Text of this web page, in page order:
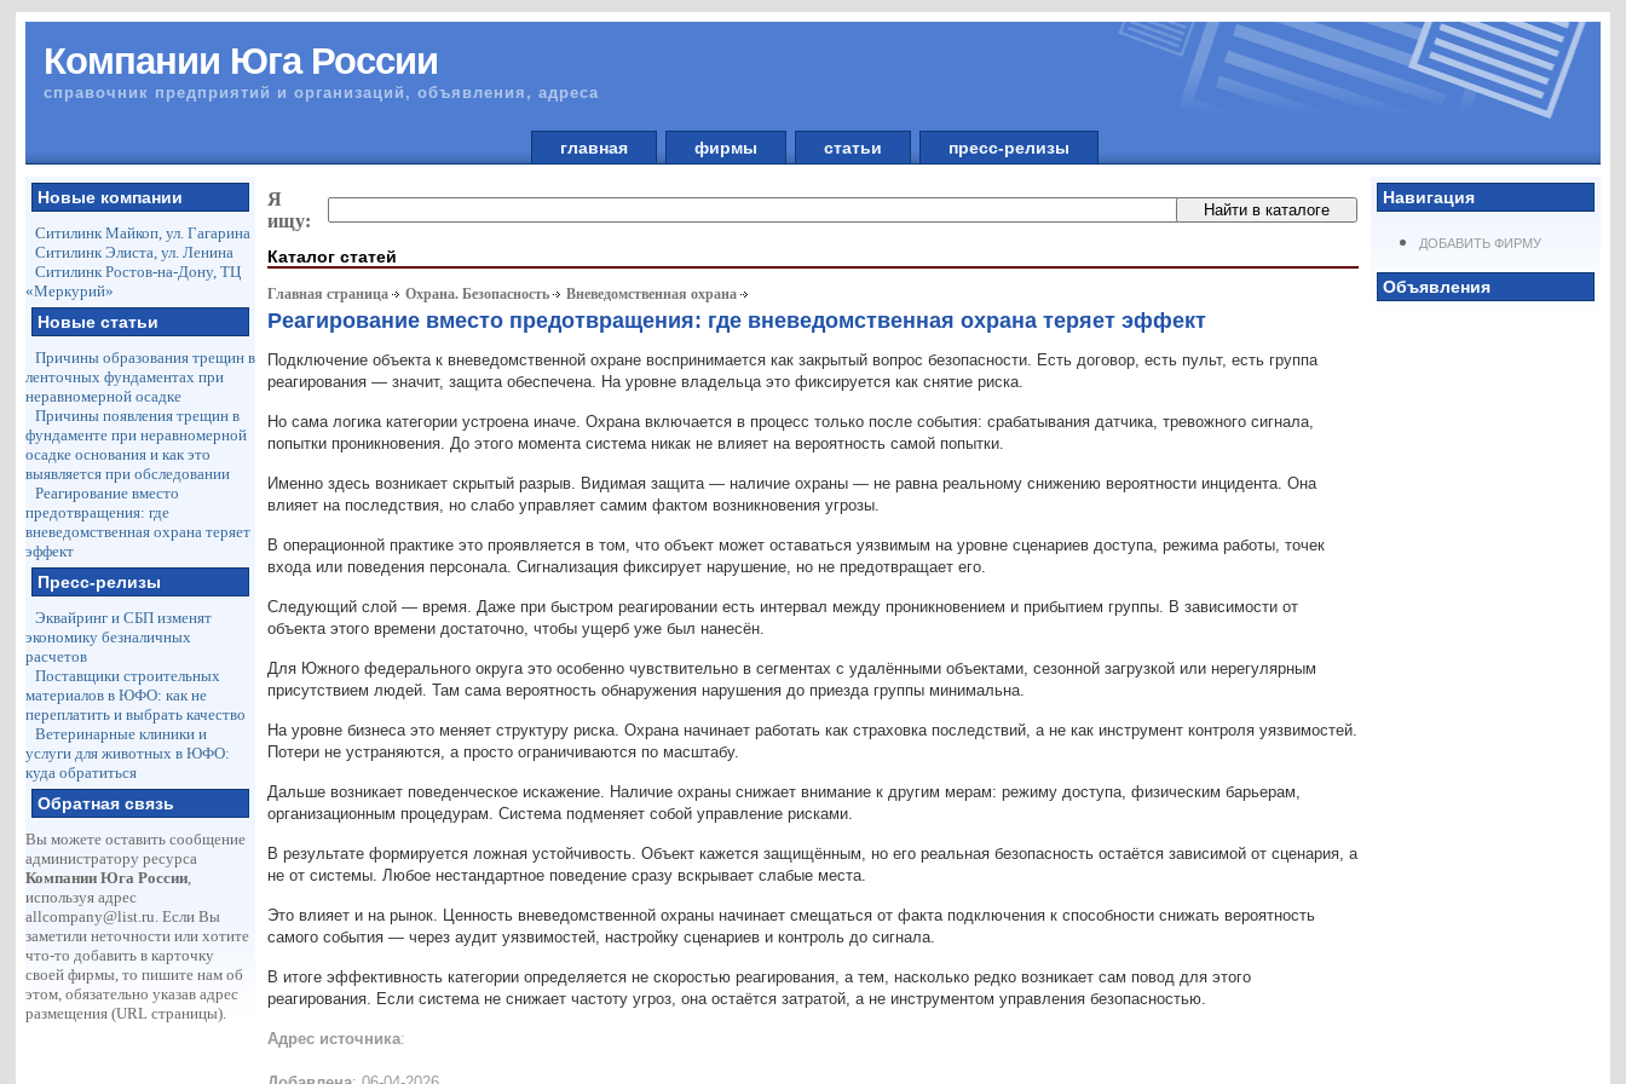
Компании Юга России
справочник предприятий и организаций, объявления, адреса
главная фирмы статьи пресс-релизы
Новые компании
Ситилинк Майкоп, ул. Гагарина
Ситилинк Элиста, ул. Ленина
Ситилинк Ростов-на-Дону, ТЦ
«Меркурий»
Новые статьи
Причины образования трещин в
ленточных фундаментах при
неравномерной осадке
Причины появления трещин в
фундаменте при неравномерной
осадке основания и как это
выявляется при обследовании
Реагирование вместо
предотвращения: где
вневедомственная охрана теряет
эффект
Пресс-релизы
Эквайринг и СБП изменят
экономику безналичных
расчетов
Поставщики строительных
материалов в ЮФО: как не
переплатить и выбрать качество
Ветеринарные клиники и
услуги для животных в ЮФО:
куда обратиться
Обратная связь
Вы можете оставить сообщение
администратору ресурса
Компании Юга России,
используя адрес
allcompany@list.ru. Если Вы
заметили неточности или хотите
что-то добавить в карточку
своей фирмы, то пишите нам об
этом, обязательно указав адрес
размещения (URL страницы).
Навигация
ДОБАВИТЬ ФИРМУ
Объявления
Я
ищу:
Каталог статей
Главная страница Охрана. Безопасность Вневедомственная охрана
Реагирование вместо предотвращения: где вневедомственная охрана теряет эффект
Подключение объекта к вневедомственной охране воспринимается как закрытый вопрос безопасности. Есть договор, есть пульт, есть группа
реагирования — значит, защита обеспечена. На уровне владельца это фиксируется как снятие риска.
Но сама логика категории устроена иначе. Охрана включается в процесс только после события: срабатывания датчика, тревожного сигнала,
попытки проникновения. До этого момента система никак не влияет на вероятность самой попытки.
Именно здесь возникает скрытый разрыв. Видимая защита — наличие охраны — не равна реальному снижению вероятности инцидента. Она
влияет на последствия, но слабо управляет самим фактом возникновения угрозы.
В операционной практике это проявляется в том, что объект может оставаться уязвимым на уровне сценариев доступа, режима работы, точек
входа или поведения персонала. Сигнализация фиксирует нарушение, но не предотвращает его.
Следующий слой — время. Даже при быстром реагировании есть интервал между проникновением и прибытием группы. В зависимости от
объекта этого времени достаточно, чтобы ущерб уже был нанесён.
Для Южного федерального округа это особенно чувствительно в сегментах с удалёнными объектами, сезонной загрузкой или нерегулярным
присутствием людей. Там сама вероятность обнаружения нарушения до приезда группы минимальна.
На уровне бизнеса это меняет структуру риска. Охрана начинает работать как страховка последствий, а не как инструмент контроля уязвимостей.
Потери не устраняются, а просто ограничиваются по масштабу.
Дальше возникает поведенческое искажение. Наличие охраны снижает внимание к другим мерам: режиму доступа, физическим барьерам,
организационным процедурам. Система подменяет собой управление рисками.
В результате формируется ложная устойчивость. Объект кажется защищённым, но его реальная безопасность остаётся зависимой от сценария, а
не от системы. Любое нестандартное поведение сразу вскрывает слабые места.
Это влияет и на рынок. Ценность вневедомственной охраны начинает смещаться от факта подключения к способности снижать вероятность
самого события — через аудит уязвимостей, настройку сценариев и контроль до сигнала.
В итоге эффективность категории определяется не скоростью реагирования, а тем, насколько редко возникает сам повод для этого
реагирования. Если система не снижает частоту угроз, она остаётся затратой, а не инструментом управления безопасностью.
Адрес источника: